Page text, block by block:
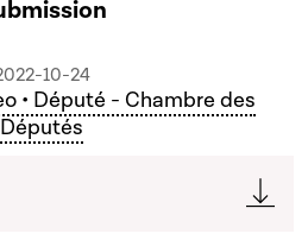
10-24
• Député - Chambre des
Députés